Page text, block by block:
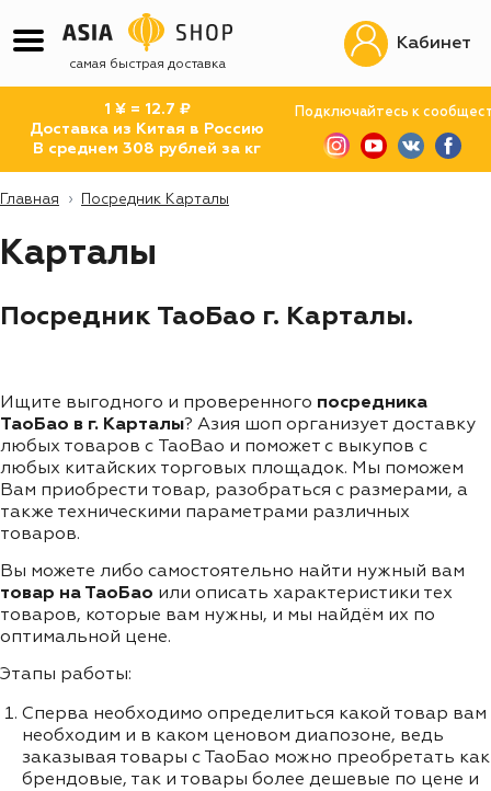
самая быстрая доставка
1 ¥ = 12.7 ₽
Доставка из Китая в Россию
В среднем 308 рублей за кг
Подключайтесь к
Кабинет
Главная Посредник Карталы
Карталы
Посредник ТаоБао г. Карталы.
Ищите выгодного и проверенного посредника
ТаоБао в г. Карталы? Азия шоп организует доставку
любых товаров с TaoBao и поможет с выкупов с
любых китайских торговых площадок. Мы поможем
Вам приобрести товар, разобраться с размерами, а
также техническими параметрами различных
товаров.
Вы можете либо самостоятельно найти нужный вам
товар на ТаоБао или описать характеристики тех
товаров, которые вам нужны, и мы найдём их по
оптимальной цене.
Этапы работы:
Сперва необходимо определиться какой товар вам
необходим и в каком ценовом диапозоне, ведь
заказывая товары с ТаоБао можно преобретать как
брендовые, так и товары более дешевые по цене и